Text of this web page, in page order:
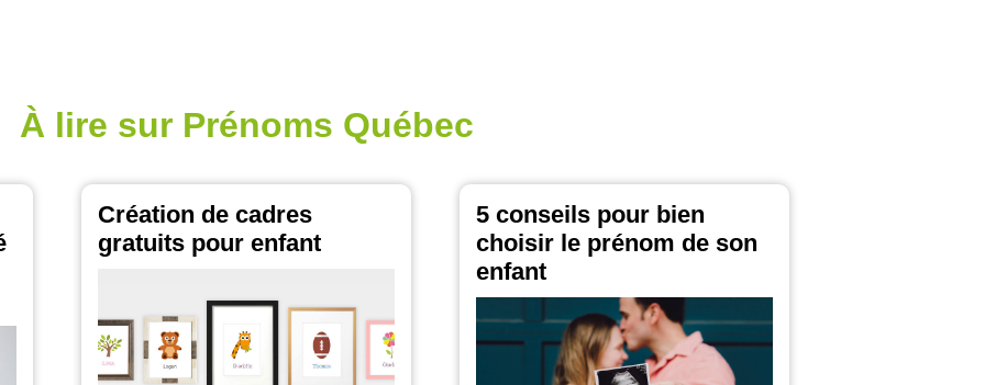
À lire sur Prénoms Québec
Création de cadres
gratuits pour enfant
5 conseils pour bien
choisir le prénom de son
enfant